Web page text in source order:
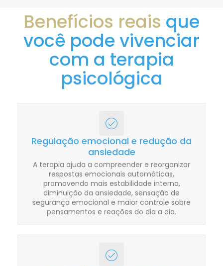
Benefícios reais que
você pode vivenciar
com a terapia
psicológica
Regulação emocional e redução da
ansiedade
A terapia ajuda a compreender e reorganizar
respostas emocionais automáticas,
promovendo mais estabilidade interna,
diminuição da ansiedade, sensação de
segurança emocional e maior controle sobre
pensamentos e reações do dia a dia.